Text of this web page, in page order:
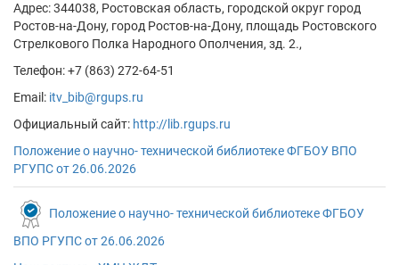
Адрес:344038, Ростовская область, городской округ город
Ростов-на-Дону, город Ростов-на-Дону, площадь Ростовского
Стрелкового Полка Народного Ополчения, зд. 2.,
Телефон: +7 (863) 272-64-51
Email: itv_bib@rgups.ru
Официальный сайт: http://lib.rgups.ru
Положение о научно- технической библиотеке ФГБОУ ВПО
РГУПС от 26.06.2026
Положение о научно- технической библиотеке ФГБОУ
ВПО РГУПС от 26.06.2026